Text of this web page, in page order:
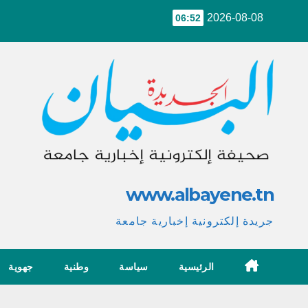
2026-08-08
06:52
www.albayene.tn
جريدة إلكترونية إخبارية جامعة
الرئيسية سياسة وطنية جهوية